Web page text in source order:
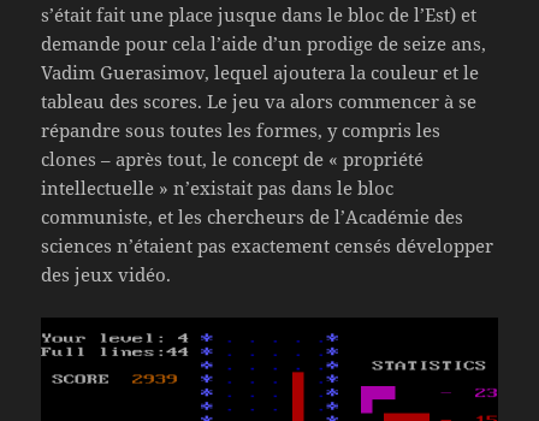
s’était fait une place jusque dans le bloc de l’Est) et
demande pour cela l’aide d’un prodige de seize ans,
Vadim Guerasimov, lequel ajoutera la couleur et le
tableau des scores. Le jeu va alors commencer à se
répandre sous toutes les formes, y compris les
clones – après tout, le concept de « propriété
intellectuelle » n’existait pas dans le bloc
communiste, et les chercheurs de l’Académie des
sciences n’étaient pas exactement censés développer
des jeux vidéo.